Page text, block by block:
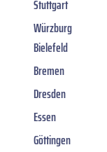
Stuttgart
Würzburg
Bielefeld
Bremen
Dresden
Essen
Göttingen